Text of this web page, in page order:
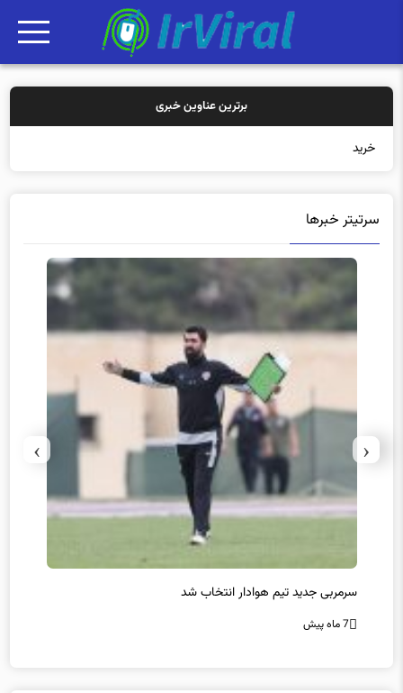
برترین عناوین خبری
خرید بیمه: سنتی
سرتیتر خبرها
سرمربی جدید تیم هوادار انتخاب شد
7 ماه پیش
‹
›